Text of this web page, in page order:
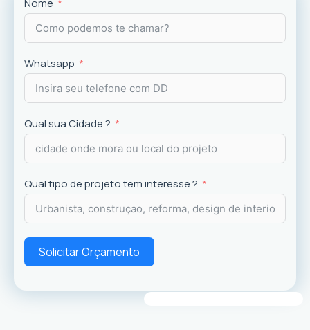
experiência dos usuários.
Nome
Whatsapp
Qual sua Cidade ?
Qual tipo de projeto tem interesse ?
Solicitar Orçamento